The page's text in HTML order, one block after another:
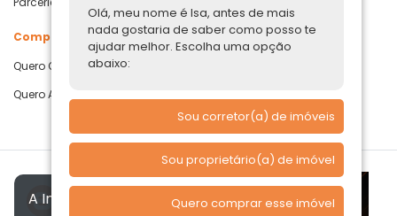
Olá, meu nome é Isa, antes de mais
nada gostaria de saber como posso te
ajudar melhor. Escolha uma opção
abaixo:
Sou corretor(a) de imóveis
Sou proprietário(a) de imóvel
Quero comprar esse imóvel
Comprar ou alugar
Quero Comprar
Quero Alugar
A Imóvelp utiliza cookies para